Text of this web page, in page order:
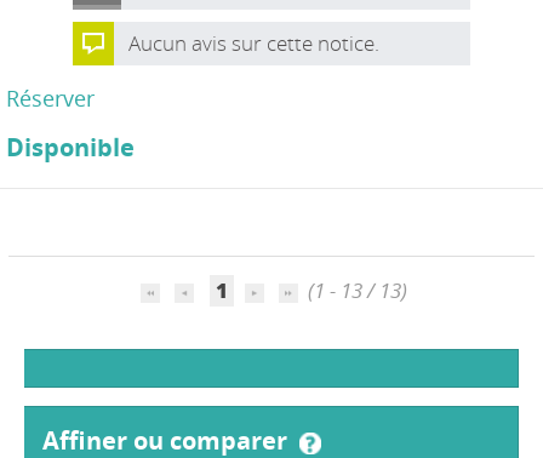
Aucun avis sur cette notice.
Réserver
Disponible
1 (1 - 13 / 13)
affiner ou comparer